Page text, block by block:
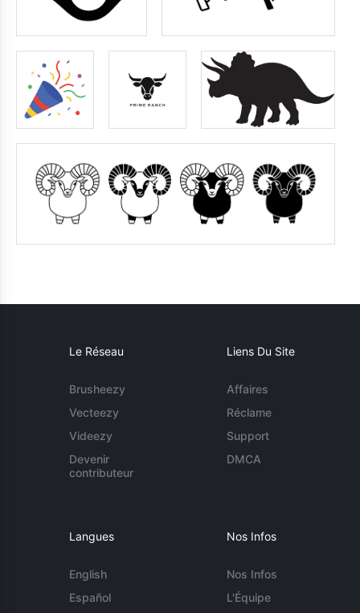
Le Réseau
Brusheezy
Vecteezy
Videezy
Devenir
contributeur
Liens Du Site
Affaires
Réclame
Support
DMCA
Langues
English
Español
Nos Infos
Nos Infos
L'Équipe